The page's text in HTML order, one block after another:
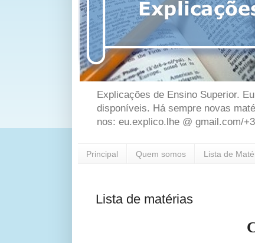
Explicações de Ensino Superior.
disponíveis. Há sempre novas
nos: eu.explico.lhe @ gmail.com/
Principal Quem somos Lista de
Lista de matérias